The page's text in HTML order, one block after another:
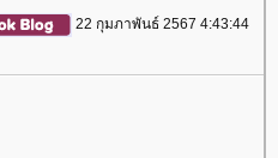
22 กุมภาพันธ์ 2567 4:43:44